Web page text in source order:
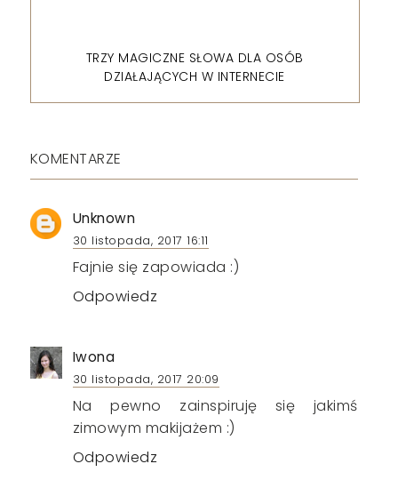
TRZY MAGICZNE SŁOWA DLA OSÓB
DZIAŁAJĄCYCH W INTERNECIE
KOMENTARZE
Unknown
30 listopada, 2017 16:11
Fajnie się zapowiada :)
Odpowiedz
Iwona
30 listopada, 2017 20:09
Na pewno zainspiruję się jakimś
zimowym makijażem :)
Odpowiedz